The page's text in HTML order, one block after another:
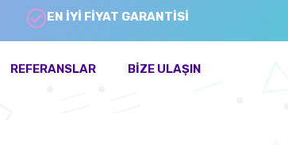
EN İYİ FİYAT GARANTİSİ
REFERANSLAR BIZE ULAŞIN